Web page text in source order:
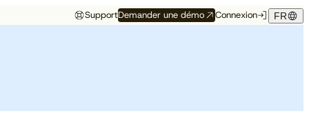
SupportDemander une démo Connexion FR
conférences, salons et